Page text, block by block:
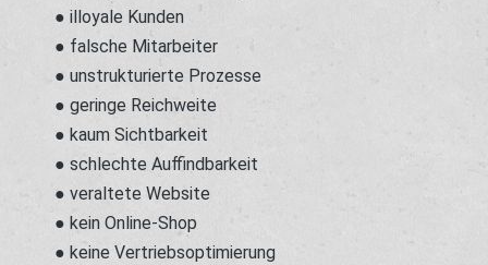
● illoyale Kunden
● falsche Mitarbeiter
● unstrukturierte Prozesse
● geringe Reichweite
● kaum Sichtbarkeit
● schlechte Auffindbarkeit
● veraltete Website
● kein Online-Shop
● keine Vertriebsoptimierung